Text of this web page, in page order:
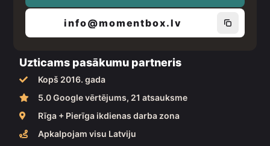
info@momentbox.lv
Uzticams pasākumu partneris
Kopš 2016. gada
5.0 Google vērtējums, 21 atsauksme
Rīga + Pierīga ikdienas darba zona
Apkalpojam visu Latviju